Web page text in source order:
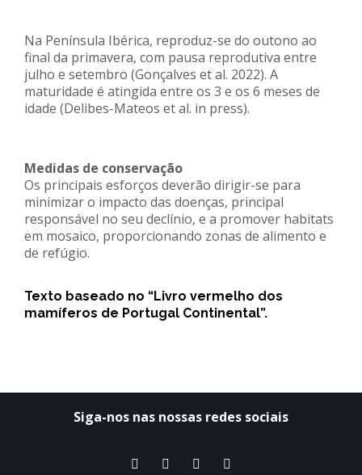
Na Península Ibérica, reproduz-se do outono ao
final da primavera, com pausa reprodutiva entre
julho e setembro (Gonçalves et al. 2022). A
maturidade é atingida entre os 3 e os 6 meses de
idade (Delibes-Mateos et al. in press).
Medidas de conservação
Os principais esforços deverão dirigir-se para
minimizar o impacto das doenças, principal
responsável no seu declínio, e a promover habitats
em mosaico, proporcionando zonas de alimento e
de refúgio.
Texto baseado no “Livro vermelho dos
mamíferos de Portugal Continental”.
Siga-nos nas nossas redes sociais​